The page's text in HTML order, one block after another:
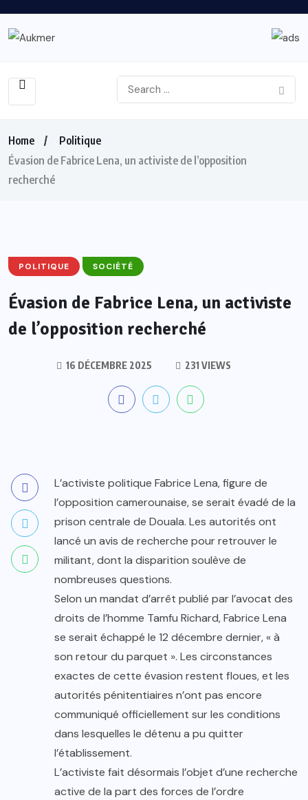
Home
Politique
Évasion de Fabrice Lena, un activiste de l’opposition
recherché
POLITIQUE SOCIÉTÉ
Évasion de Fabrice Lena, un activiste
de l’opposition recherché
16 DÉCEMBRE 2025 231 VIEWS
L’activiste politique Fabrice Lena, figure de
l’opposition camerounaise, se serait évadé de la
prison centrale de Douala. Les autorités ont
lancé un avis de recherche pour retrouver le
militant, dont la disparition soulève de
nombreuses questions.
Selon un mandat d’arrêt publié par l’avocat des
droits de l’homme Tamfu Richard, Fabrice Lena
se serait échappé le 12 décembre dernier, « à
son retour du parquet ». Les circonstances
exactes de cette évasion restent floues, et les
autorités pénitentiaires n’ont pas encore
communiqué officiellement sur les conditions
dans lesquelles le détenu a pu quitter
l’établissement.
L’activiste fait désormais l’objet d’une recherche
active de la part des forces de l’ordre